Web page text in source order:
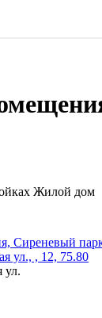
Жилой дом
Сиреневый
ул., , 12, 75.80
ул.